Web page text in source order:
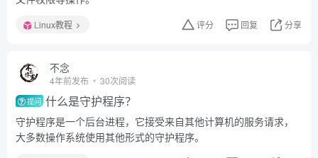
Linux教程 评分 回复 分享
不念
4年前发布 30次阅读
提问 什么是守护程序？
守护程序是一个后台进程，它接受来自其他计算机的服务请求，
大多数操作系统使用其他形式的守护程序。